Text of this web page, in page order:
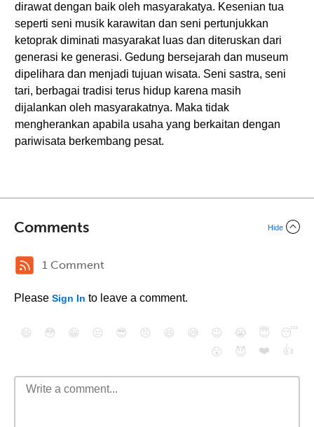
dirawat dengan baik oleh masyarakatya. Kesenian tua
seperti seni musik karawitan dan seni pertunjukkan
ketoprak diminati masyarakat luas dan diteruskan dari
generasi ke generasi. Gedung bersejarah dan museum
dipelihara dan menjadi tujuan wisata. Seni sastra, seni
tari, berbagai tradisi terus hidup karena masih
dijalankan oleh masyarakatnya. Maka tidak
mengherankan apabila usaha yang berkaitan dengan
pariwisata berkembang pesat.
Comments Hide
1 Comment
Please Sign In to leave a comment.
😄 😳 😁 😒 😎 😠 😆 😅 😉 😭 😇
😴
😮
😈 ❤️ 👍